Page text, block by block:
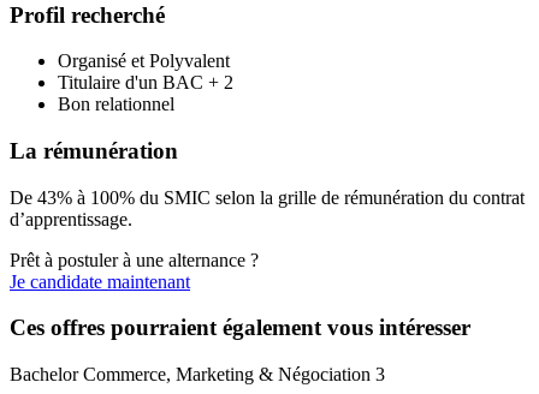
Profil recherché
Organisé et Polyvalent
Titulaire d'un BAC + 2
Bon relationnel
La rémunération
De 43% à 100% du SMIC selon la grille de rémunération du contrat
d’apprentissage.
Prêt à postuler à une alternance ?
Je candidate maintenant
Ces offres pourraient également vous intéresser
Bachelor Commerce, Marketing & Négociation 3